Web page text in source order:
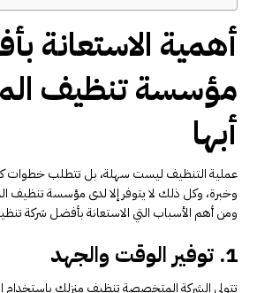
أهمية الاستعانة
مؤسسة تنظيف
أبها
عملية التنظيف ليست سهلة، بل تتطلب خطوات
وخبرة، وكل ذلك لا يتوفر إلا لدى مؤسسة تنظيف
ومن أهم الأسباب التي الاستعانة بأفضل شركة
1. توفير الوقت والجهد
تتولى الشركة المتخصصة تنظيف منزلك باستخدام